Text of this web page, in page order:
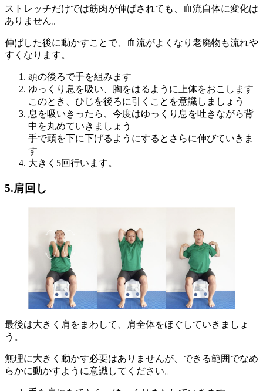
ストレッチだけでは筋肉が伸ばされても、血流自体に変化は
ありません。
伸ばした後に動かすことで、血流がよくなり老廃物も流れや
すくなります。
頭の後ろで手を組みます
ゆっくり息を吸い、胸をはるように上体をおこします
このとき、ひじを後ろに引くことを意識しましょう
息を吸いきったら、今度はゆっくり息を吐きながら背
中を丸めていきましょう
手で頭を下に下げるようにするとさらに伸びていきま
す
大きく5回行います。
5.肩回し
最後は大きく肩をまわして、肩全体をほぐしていきましょ
う。
無理に大きく動かす必要はありませんが、できる範囲でなめ
らかに動かすように意識してください。